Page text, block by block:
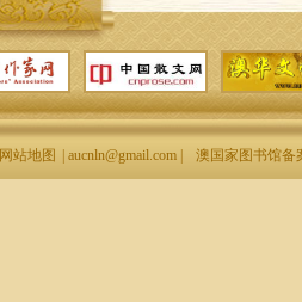
网站地图 | aucnln@gmail.com | 澳国家图书馆备